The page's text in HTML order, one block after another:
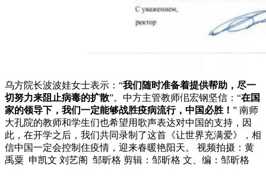
乌方院长波波娃女士表示：“我们随时准备着提供帮助，尽一
切努力来阻止病毒的扩散”。中方主管教师佀宏钢坚信：“在国
家的领导下，我们一定能够战胜疫病流行，中国必胜！ ” 南师
大孔院的教师和学生们也希望用歌声表达对中国的支持，因
此，在开学之后，我们共同录制了这首《让世界充满爱》，相
信中国一定会控制住疫情，迎来春暖艳阳天。 视频拍摄：黄
禹粟 申凯文 刘艺阁 邹昕格 剪辑：邹昕格 文、编：邹昕格